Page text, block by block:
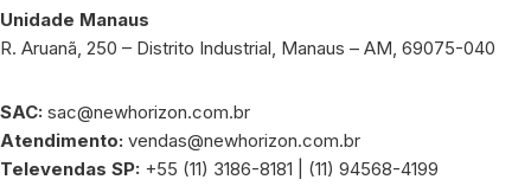
Unidade Manaus
R. Aruanã, 250 – Distrito Industrial, Manaus – AM, 69075-040
SAC: sac@newhorizon.com.br
Atendimento: vendas@newhorizon.com.br
Televendas SP: +55 (11) 3186-8181 | (11) 94568-4199